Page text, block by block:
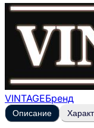
VINTAGEБренд
Описание